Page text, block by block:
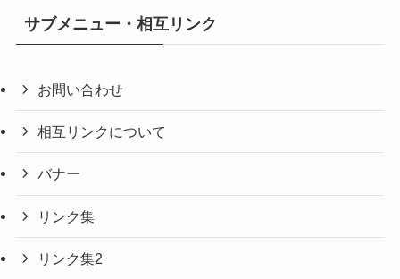
サブメニュー・相互リンク
お問い合わせ
相互リンクについて
バナー
リンク集
リンク集2